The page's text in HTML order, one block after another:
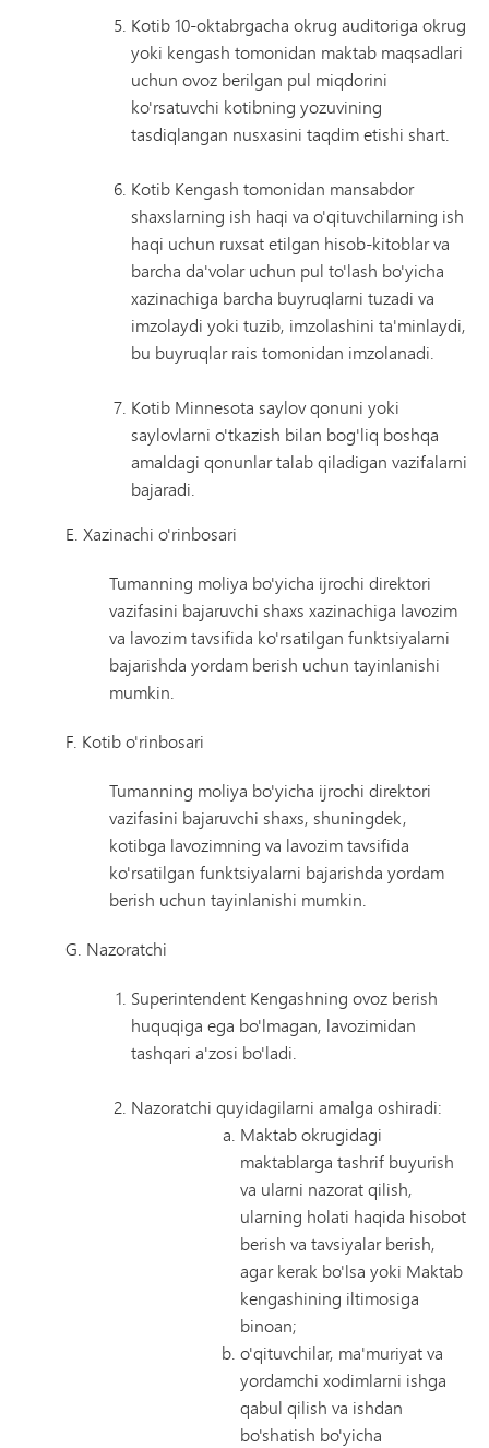
Kotib 10-oktabrgacha okrug auditoriga okrug
yoki kengash tomonidan maktab maqsadlari
uchun ovoz berilgan pul miqdorini
ko'rsatuvchi kotibning yozuvining
tasdiqlangan nusxasini taqdim etishi shart.
Kotib Kengash tomonidan mansabdor
shaxslarning ish haqi va o'qituvchilarning ish
haqi uchun ruxsat etilgan hisob-kitoblar va
barcha da'volar uchun pul to'lash bo'yicha
xazinachiga barcha buyruqlarni tuzadi va
imzolaydi yoki tuzib, imzolashini ta'minlaydi,
bu buyruqlar rais tomonidan imzolanadi.
Kotib Minnesota saylov qonuni yoki
saylovlarni o'tkazish bilan bog'liq boshqa
amaldagi qonunlar talab qiladigan vazifalarni
bajaradi.
E. Xazinachi o'rinbosari
Tumanning moliya bo'yicha ijrochi direktori
vazifasini bajaruvchi shaxs xazinachiga lavozim
va lavozim tavsifida ko'rsatilgan funktsiyalarni
bajarishda yordam berish uchun tayinlanishi
mumkin.
F. Kotib o'rinbosari
Tumanning moliya bo'yicha ijrochi direktori
vazifasini bajaruvchi shaxs, shuningdek,
kotibga lavozimning va lavozim tavsifida
ko'rsatilgan funktsiyalarni bajarishda yordam
berish uchun tayinlanishi mumkin.
G. Nazoratchi
Superintendent Kengashning ovoz berish
huquqiga ega bo'lmagan, lavozimidan
tashqari a'zosi bo'ladi.
Nazoratchi quyidagilarni amalga oshiradi:
Maktab okrugidagi
maktablarga tashrif buyurish
va ularni nazorat qilish,
ularning holati haqida hisobot
berish va tavsiyalar berish,
agar kerak bo'lsa yoki Maktab
kengashining iltimosiga
binoan;
o'qituvchilar, ma'muriyat va
yordamchi xodimlarni ishga
qabul qilish va ishdan
bo'shatish bo'yicha